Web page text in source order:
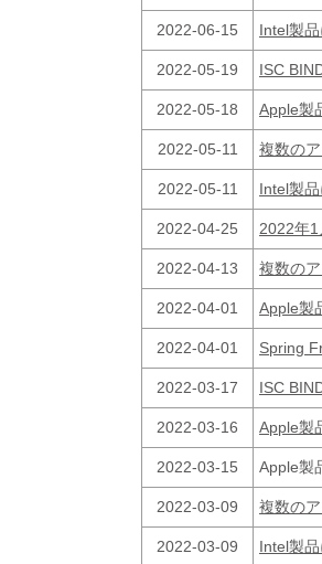
2022-06-15 Intel製
2022-05-19 ISC
2022-05-18 Apple製
2022-05-11 複数の
2022-05-11 Intel製
2022-04-25 2022年
2022-04-13 複数の
2022-04-01 Apple製
2022-04-01 Spring
2022-03-17 ISC
2022-03-16 Apple製
2022-03-15 Apple製
2022-03-09 複数の
2022-03-09 Intel製